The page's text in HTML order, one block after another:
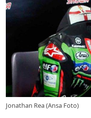
Jonathan Rea (Ansa Foto)